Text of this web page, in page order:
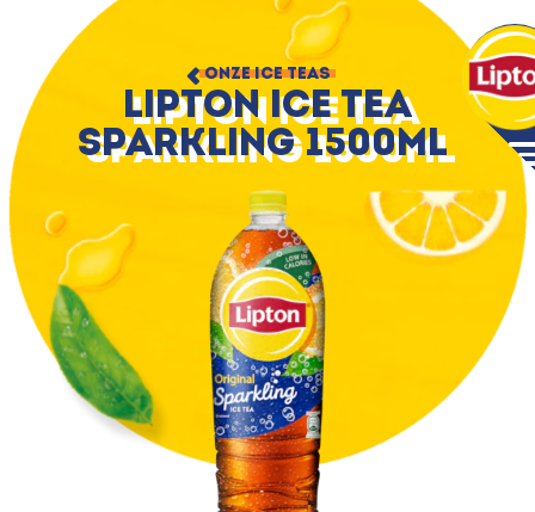
ONZE ICE TEAS
Lipton Ice Tea
Sparkling 1500ml